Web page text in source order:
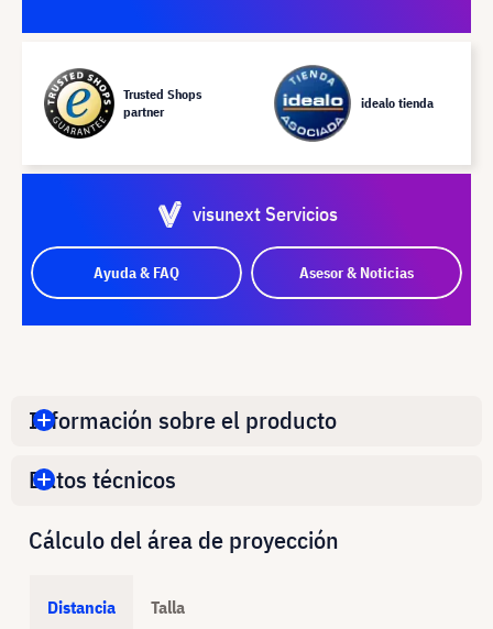
Trusted Shops
partner
idealo tienda
visunext Servicios
Ayuda & FAQ Asesor & Noticias
Información sobre el producto
Datos técnicos
Cálculo del área de proyección
Distancia Talla